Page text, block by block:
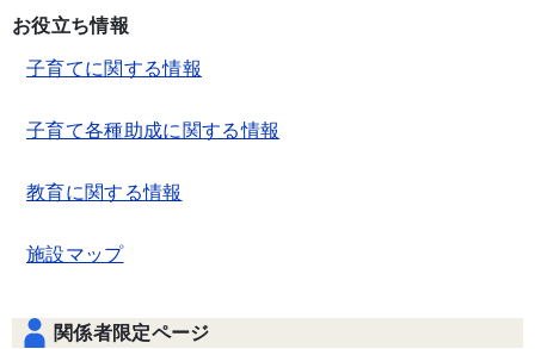
お役立ち情報
子育てに関する情報
子育て各種助成に関する情報
教育に関する情報
施設マップ
関係者限定ページ